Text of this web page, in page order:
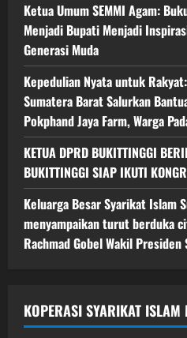
Ketua Umum SEMMI Agam:
Menjadi Bupati Menjadi
Generasi Muda
Kepedulian Nyata untuk
Sumatera Barat Salurkan
Pokphand Jaya Farm, Warga
KETUA DPRD BUKITTINGGI
BUKITTINGGI SIAP IKUTI
Keluarga Besar Syarikat Islam
menyampaikan turut berduka
Rachmad Gobel Wakil
KOPERASI SYARIKAT